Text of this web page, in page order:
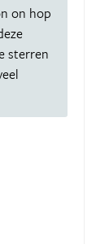
on hop
sterren